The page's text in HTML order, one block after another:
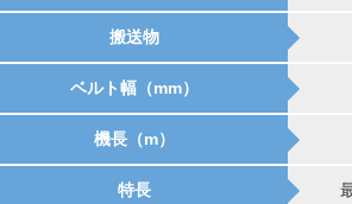
搬送物
ベルト幅（mm）
機長（m）
特長